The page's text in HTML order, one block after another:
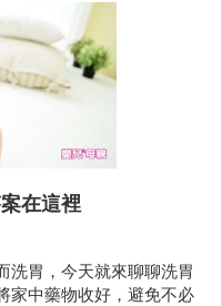
在這裡
洗胃，今天就來聊聊洗胃
家中藥物收好，避免不必